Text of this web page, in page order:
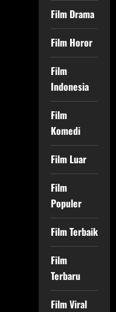
Film Drama
Film Horor
Film
Indonesia
Film
Komedi
Film Luar
Film
Populer
Film Terbaik
Film
Terbaru
Film Viral